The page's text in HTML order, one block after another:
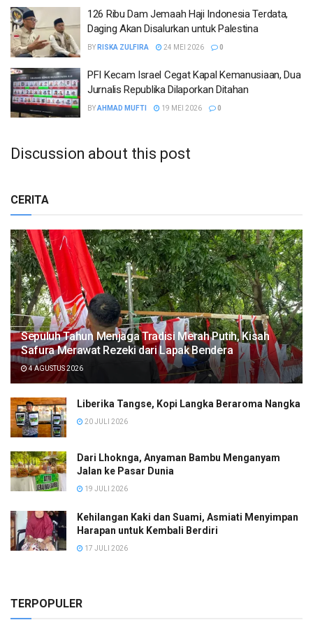
126 Ribu Dam Jemaah Haji Indonesia Terdata,
Daging Akan Disalurkan untuk Palestina
BY RISKA ZULFIRA 24 MEI 2026 0
PFI Kecam Israel Cegat Kapal Kemanusiaan, Dua
Jurnalis Republika Dilaporkan Ditahan
BYAHMAD MUFTI 19 MEI 2026 0
Discussion about this post
CERITA
Sepuluh Tahun Menjaga Tradisi Merah Putih, Kisah
Safura Merawat Rezeki dari Lapak Bendera
4 AGUSTUS 2026
Liberika Tangse, Kopi Langka Beraroma Nangka
20 JULI 2026
Dari Lhoknga, Anyaman Bambu Menganyam
Jalan ke Pasar Dunia
19 JULI 2026
Kehilangan Kaki dan Suami, Asmiati Menyimpan
Harapan untuk Kembali Berdiri
17 JULI 2026
TERPOPULER